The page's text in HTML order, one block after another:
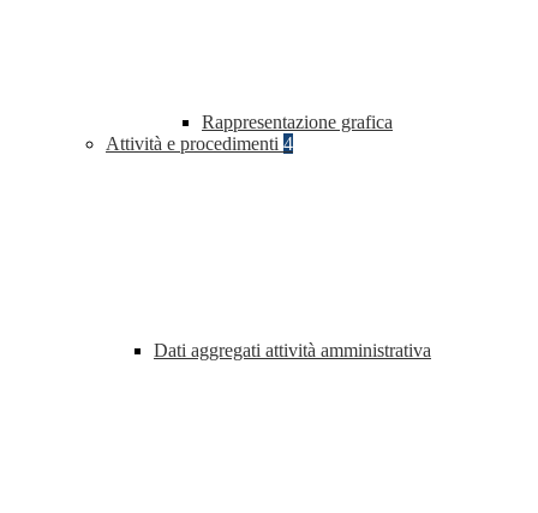
Rappresentazione grafica
Attività e procedimenti 4
Dati aggregati attività amministrativa